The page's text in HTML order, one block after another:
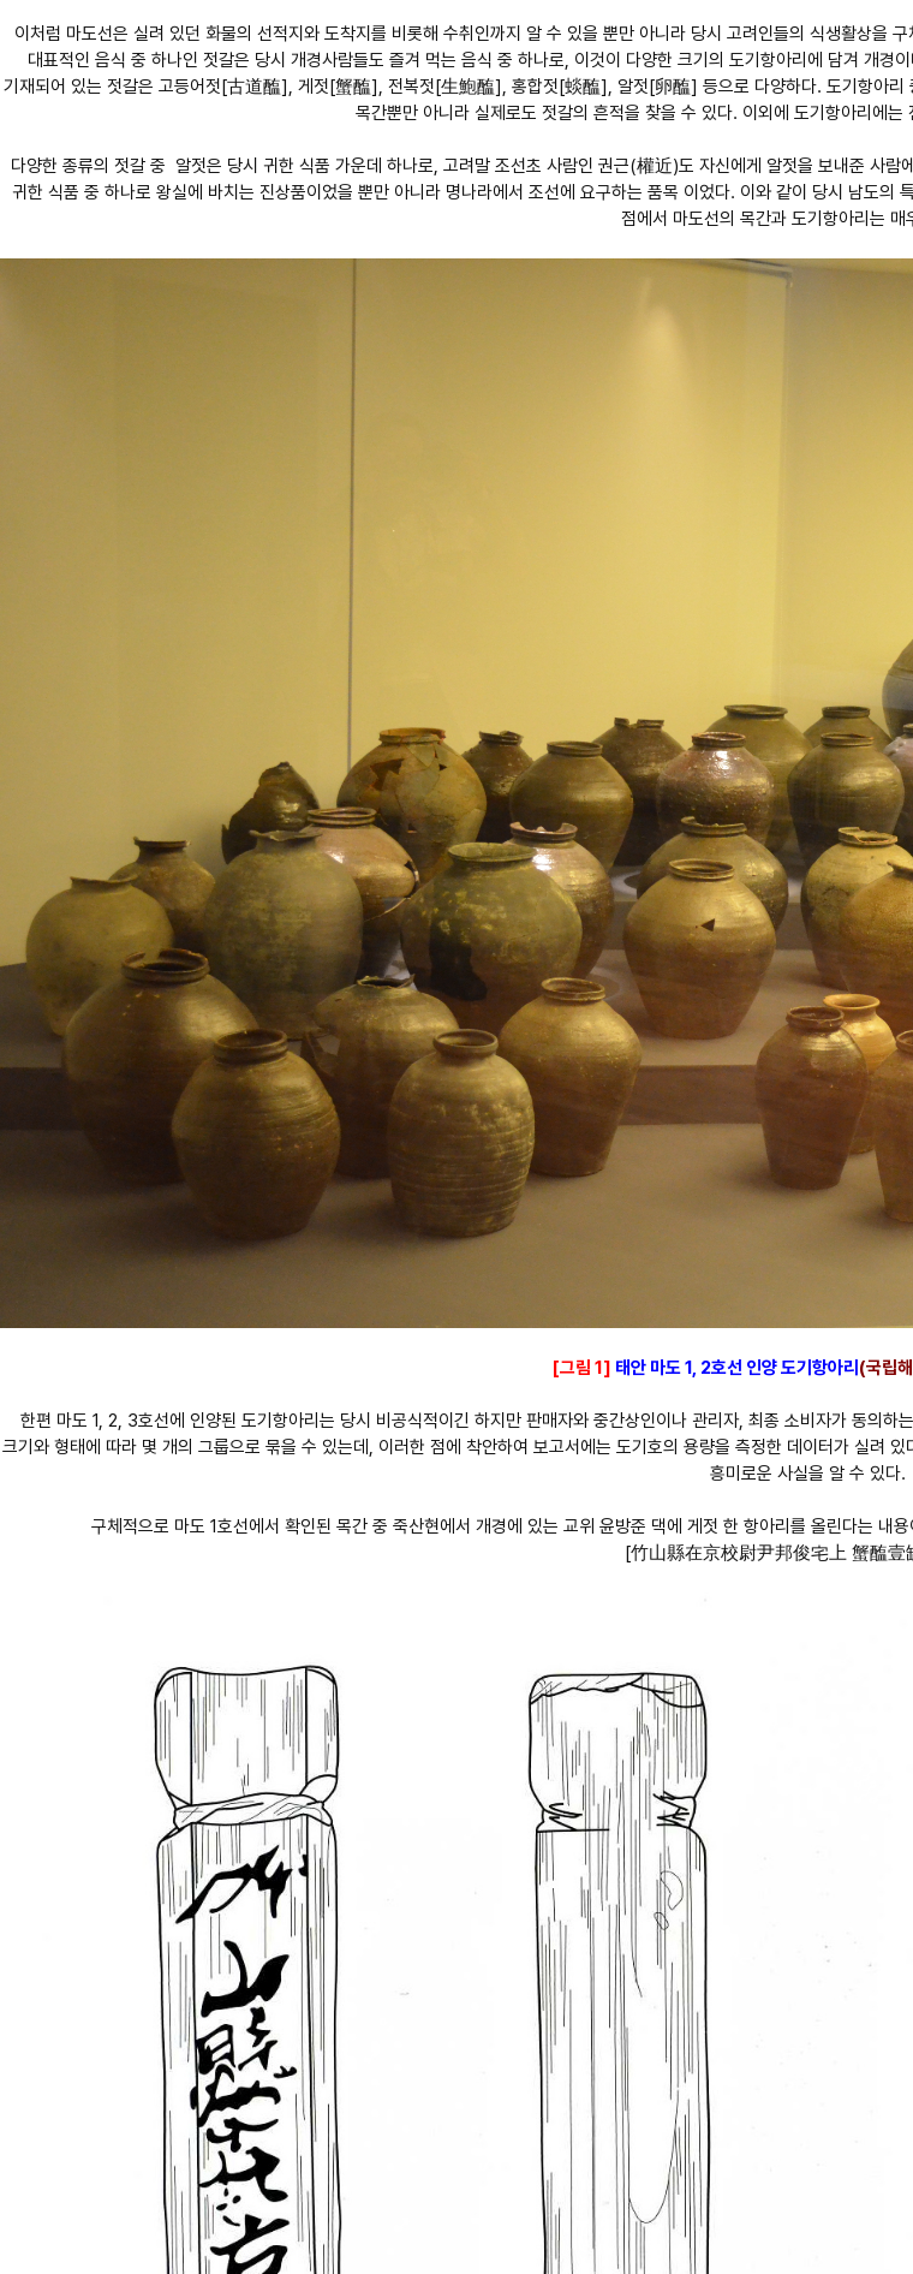
이처럼 마도선은 실려 있던 화물의 선적지와 도착지를 비롯해 수취인까지 알 수 있을 뿐만 아니라 당시 고려인들의 식생활상을
대표적인 음식 중 하나인 젓갈은 당시 개경사람들도 즐겨 먹는 음식 중 하나로, 이것이 다양한 크기의 도기항아리에 담겨 개경
기재되어 있는 젓갈은 고등어젓[古道醢], 게젓[蟹醢], 전복젓[生鮑醢], 홍합젓[䗊醢], 알젓[卵醢] 등으로 다양하다. 도기항아리
목간뿐만 아니라 실제로도 젓갈의 흔적을 찾을 수 있다. 이외에 도기항아리에
다양한 종류의 젓갈 중 알젓은 당시 귀한 식품 가운데 하나로, 고려말 조선초 사람인 권근(權近)도 자신에게 알젓을 보내준 사
귀한 식품 중 하나로 왕실에 바치는 진상품이었을 뿐만 아니라 명나라에서 조선에 요구하는 품목 이었다. 이와 같이 당시 남도
점에서 마도선의 목간과 도기항아리는 매
[그림 1] 태안 마도 1, 2호선 인양 도기항아리 (국립
한편 마도 1, 2, 3호선에 인양된 도기항아리는 당시 비공식적이긴 하지만 판매자와 중간상인이나 관리자, 최종 소비자가 동의
크기와 형태에 따라 몇 개의 그룹으로 묶을 수 있는데, 이러한 점에 착안하여 보고서에는 도기호의 용량을 측정한 데이터가 실려
흥미로운 사실을 알 수 있다.
구체적으로 마도 1호선에서 확인된 목간 중 죽산현에서 개경에 있는 교위 윤방준 댁에 게젓 한 항아리를 올린다는
[竹山縣在京校尉尹邦俊宅上 蟹醢壹